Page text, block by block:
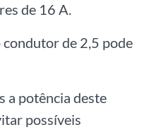
de 16 A.
condutor de 2,5 pode
a potência deste
possíveis